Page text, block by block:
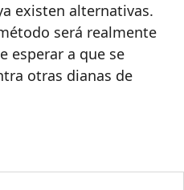
existen alternativas.
será realmente
esperar a que se
otras dianas de